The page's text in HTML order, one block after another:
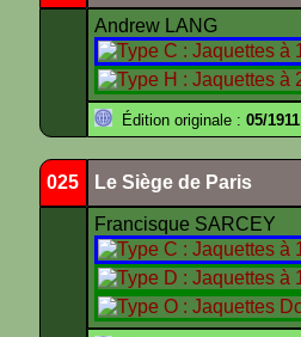
Andrew LANG
Édition originale : 05/1911
025 Le Siège de Paris
Francisque SARCEY